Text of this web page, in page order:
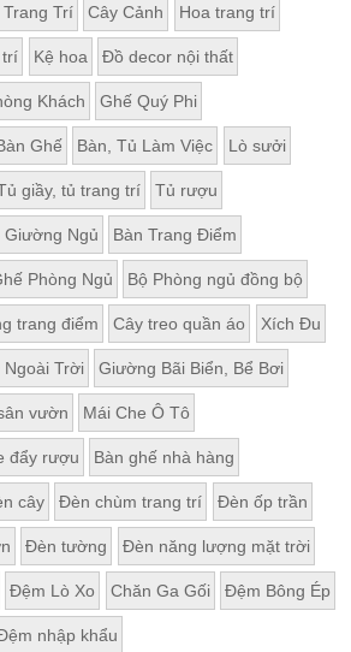
Trí Cây Cảnh Hoa trang trí
trí Kệ hoa Đồ decor nội thất
Khách Ghế Quý Phi
Ghế Bàn, Tủ Làm Việc Lò sưởi
giầy, tủ trang trí Tủ rượu
Giường Ngủ Bàn Trang Điểm
Phòng Ngủ Bộ Phòng ngủ đồng bộ
trang điểm Cây treo quần áo Xích Đu
Ngoài Trời Giường Bãi Biển, Bể Bơi
vườn Mái Che Ô Tô
đẩy rượu Bàn ghế nhà hàng
cây Đèn chùm trang trí Đèn ốp trần
Đèn tường Đèn năng lượng mặt trời
Đệm Lò Xo Chăn Ga Gối Đệm Bông Ép
nhập khẩu